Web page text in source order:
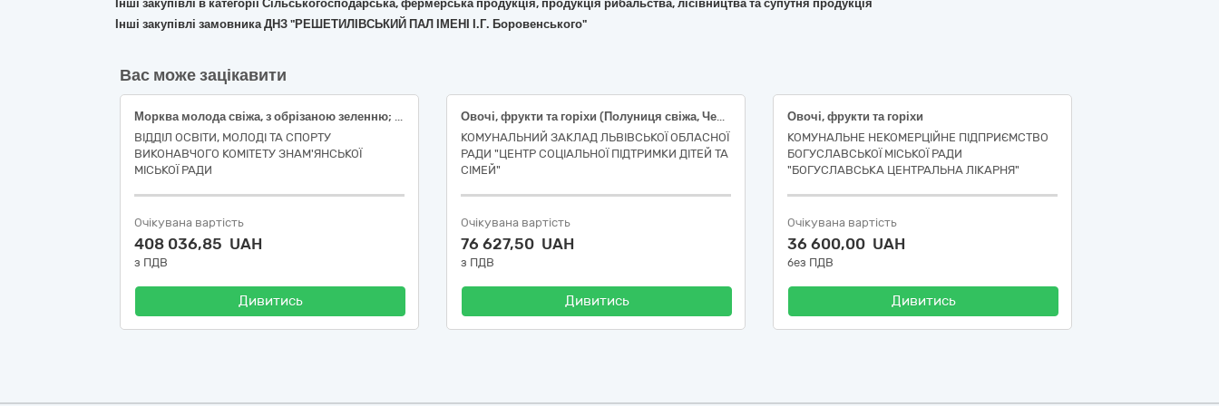
Інші закупівлі в категорії Сільськогосподарська, фермерська продукція, продукція рибальства, лісівництва та супутня продукція
Інші закупівлі замовника ДНЗ "РЕШЕТИЛІВСЬКИЙ ПАЛ ІМЕНІ І.Г. Боровенського"
Вас може зацікавити
Морква молода свіжа, з обрізаною зеленню; Цибуля ріпчаста свіжа, рання, першого товарного сорту, від 4 см, ДСТУ 3234; Буряк столовий молодий, з обрізаною зеленню, першого товарного сорту; Капуста білоголова свіжа, ранньостигла, ДСТУ 7037
ВІДДІЛ ОСВІТИ, МОЛОДІ ТА СПОРТУ
ВИКОНАВЧОГО КОМІТЕТУ ЗНАМ'ЯНСЬКОЇ
МІСЬКОЇ РАДИ
Очікувана вартість
408 036,85 UAH
з ПДВ
Дивитись
Овочі, фрукти та горіхи (Полуниця свіжа, Черешня свіжа, Слива свіжа, Абрикоси свіжі, Чорниці і лохина, Вишня свіжа, Виноград свіжий столовий, Кавун свіжий, Диня свіжа, Персики і нектарини, Кабачки свіжі, Перець солодкий свіжий, Капуста білоголова свіжа, Морква молода свіжа, Буряк столовий молодий, Груші свіжі)
КОМУНАЛЬНИЙ ЗАКЛАД ЛЬВІВСЬКОЇ ОБЛАСНОЇ
РАДИ "ЦЕНТР СОЦІАЛЬНОЇ ПІДТРИМКИ ДІТЕЙ ТА
СІМЕЙ"
Очікувана вартість
76 627,50 UAH
з ПДВ
Дивитись
Овочі, фрукти та горіхи
КОМУНАЛЬНЕ НЕКОМЕРЦІЙНЕ ПІДПРИЄМСТВО
БОГУСЛАВСЬКОЇ МІСЬКОЇ РАДИ
"БОГУСЛАВСЬКА ЦЕНТРАЛЬНА ЛІКАРНЯ"
Очікувана вартість
36 600,00 UAH
без ПДВ
Дивитись